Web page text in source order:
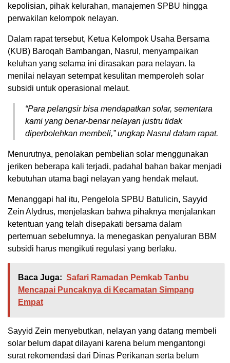
kepolisian, pihak kelurahan, manajemen SPBU hingga
perwakilan kelompok nelayan.
Dalam rapat tersebut, Ketua Kelompok Usaha Bersama
(KUB) Baroqah Bambangan, Nasrul, menyampaikan
keluhan yang selama ini dirasakan para nelayan. Ia
menilai nelayan setempat kesulitan memperoleh solar
subsidi untuk operasional melaut.
“Para pelangsir bisa mendapatkan solar, sementara
kami yang benar-benar nelayan justru tidak
diperbolehkan membeli,” ungkap Nasrul dalam rapat.
Menurutnya, penolakan pembelian solar menggunakan
jeriken beberapa kali terjadi, padahal bahan bakar menjadi
kebutuhan utama bagi nelayan yang hendak melaut.
Menanggapi hal itu, Pengelola SPBU Batulicin, Sayyid
Zein Alydrus, menjelaskan bahwa pihaknya menjalankan
ketentuan yang telah disepakati bersama dalam
pertemuan sebelumnya. Ia menegaskan penyaluran BBM
subsidi harus mengikuti regulasi yang berlaku.
Baca Juga: Safari Ramadan Pemkab Tanbu
Mencapai Puncaknya di Kecamatan Simpang
Empat
Sayyid Zein menyebutkan, nelayan yang datang membeli
solar belum dapat dilayani karena belum mengantongi
surat rekomendasi dari Dinas Perikanan serta belum